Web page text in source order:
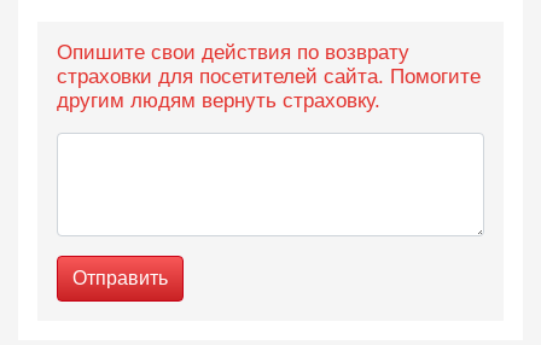
Опишите свои действия по возврату
страховки для посетителей сайта. Помогите
другим людям вернуть страховку.
Отправить